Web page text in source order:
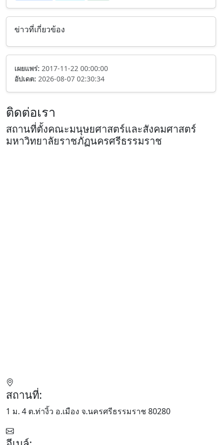
ข่าวที่เกี่ยวข้อง
เผยแพร่: 2017-11-22 00:00:00
อัปเดต: 2026-08-07 02:30:34
ติดต่อเรา
สถานที่ตั้งคณะมนุษยศาสตร์และสังคมศาสตร์
มหาวิทยาลัยราชภัฏนครศรีธรรมราช
สถานที่:
1 ม. 4 ต.ท่างิ้ว อ.เมือง จ.นครศรีธรรมราช 80280